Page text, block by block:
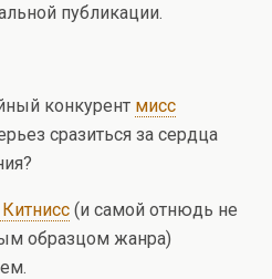
публикации.
конкурент мисс
сразиться за сердца
(и самой отнюдь не
образцом жанра)